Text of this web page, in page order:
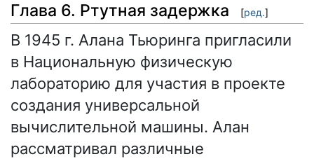
Глава 6. Ртутная задержка [ред.]
В 1945 г. Алана Тьюринга пригласили
в Национальную физическую
лабораторию для участия в проекте
создания универсальной
вычислительной машины. Алан
рассматривал различные